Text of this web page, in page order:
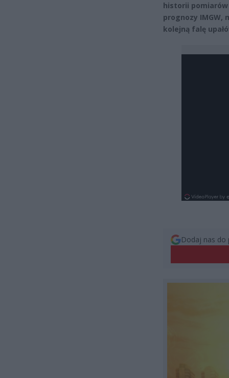
historii pomiarów
prognozy IMGW,
kolejną falę
Dodaj nas do